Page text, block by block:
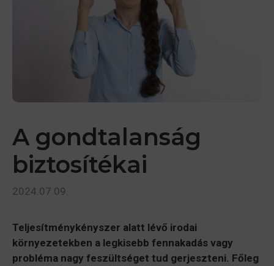
A gondtalanság
biztosítékai
2024.07.09.
Teljesítménykényszer alatt lévő irodai
környezetekben a legkisebb fennakadás vagy
probléma nagy feszültséget tud gerjeszteni. Főleg